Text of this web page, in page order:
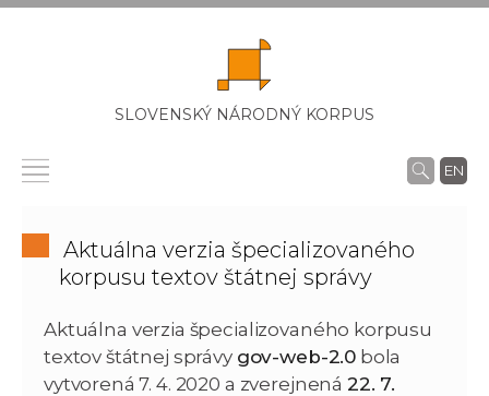
SLOVENSKÝ NÁRODNÝ KORPUS
EN
Aktuálna verzia špecializovaného
korpusu textov štátnej správy
Aktuálna verzia špecializovaného korpusu
textov štátnej správy gov-web-2.0 bola
vytvorená 7. 4. 2020 a zverejnená 22. 7.